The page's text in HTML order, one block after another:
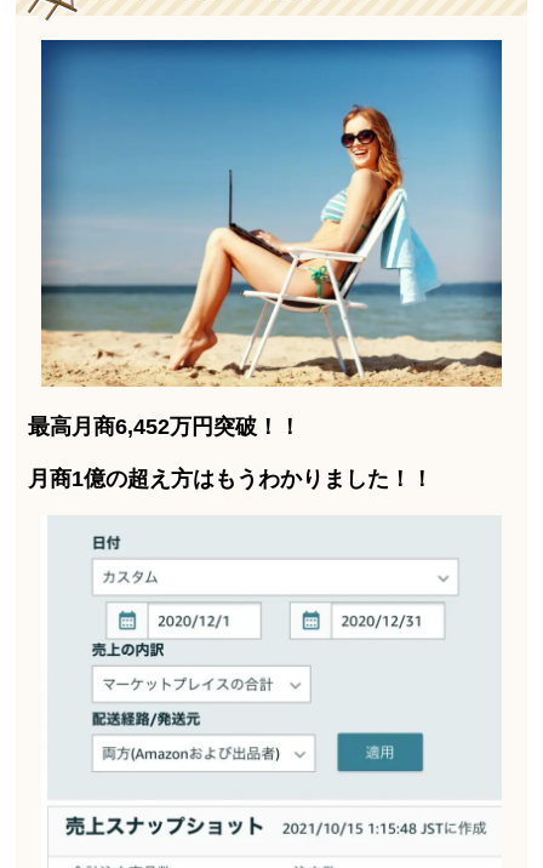
最高月商6,452万円突破！！
月商1億の超え方はもうわかりました！！